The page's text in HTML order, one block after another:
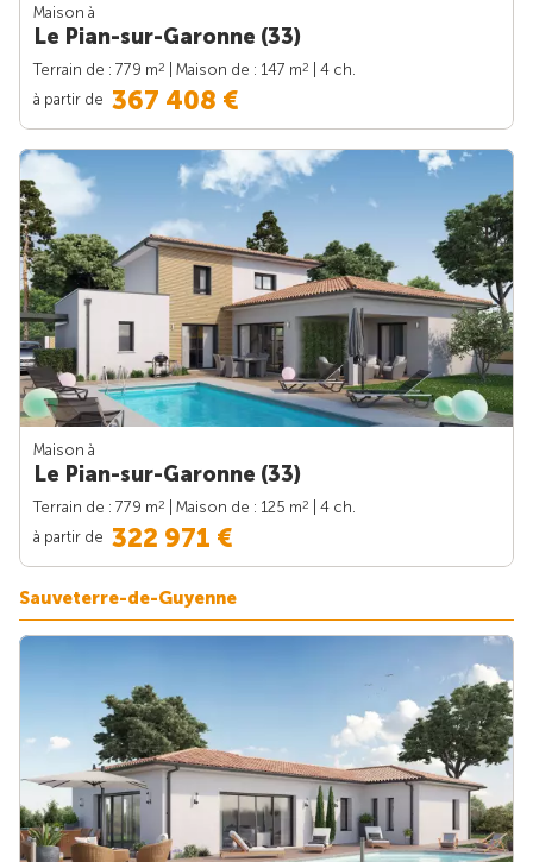
Maison à
Le Pian-sur-Garonne (33)
Terrain de : 779 m2 | Maison de : 147 m2
| 4 ch.
à partir de 367 408 €
Maison à
Le Pian-sur-Garonne (33)
Terrain de : 779 m2 | Maison de : 125 m2
| 4 ch.
à partir de 322 971 €
Sauveterre-de-Guyenne